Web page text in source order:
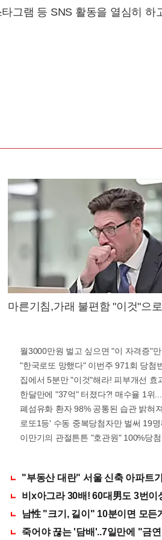
그램 등 SNS 활동을 열심히 하
마른기침,가래 불편함 "이것"으
!!
개!? 꼭 확인해라!
법 나왔다!
월3000만원 벌고 싶으면 "이 자격증"만
"한국로또 망했다" 이번주 971회 당첨
집에서 5분만 "이것"해라! 피부개선 효
한달만에 "37억" 터졌다?! 매수율 1위
폐섬유화 환자 98% 공통된 습관 밝혀
로또1등' 수동 중복당첨자만 벌써 19명
이만기의 관절튼튼 "호관원" 100%당
..헉!
난다!!
격"
"부동산 대란" 서울 신축 아파트
비x아그라 30배! 60대男도 3번이
남性 "크기, 길이" 10분이면 모든
죽어야 끊는 '담배'..7일만에 "금연